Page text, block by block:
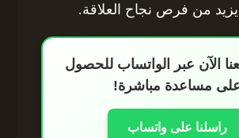
يزيد من فرص نجاح العلاقة.
الآن عبر الواتساب للحصول
مساعدة مباشرة!
راسلنا على واتساب